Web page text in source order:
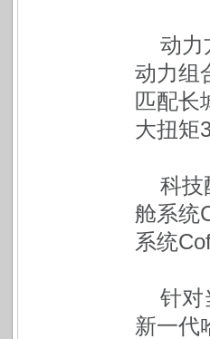
动力
动力组
匹配长
大扭矩
科技
舱系统
系统
针对
新一代